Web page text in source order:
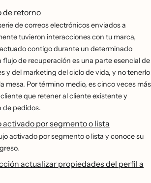
de retorno
de correos electrónicos enviados a
tuvieron interacciones con tu marca,
contigo durante un determinado
flujo de recuperación es una parte esencial de
y del marketing del ciclo de vida, y no tenerlo
mesa. Por término medio, es cinco veces más
que retener al cliente existente y
de pedidos.
activado por segmento o lista
activado por segmento o lista y conoce su
actualizar propiedades del perfil a